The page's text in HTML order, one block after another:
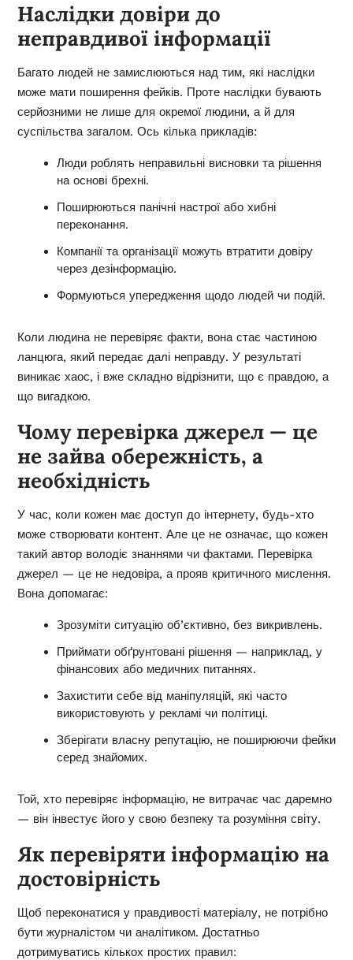
Наслідки довіри до
неправдивої інформації
Багато людей не замислюються над тим, які наслідки
може мати поширення фейків. Проте наслідки бувають
серйозними не лише для окремої людини, а й для
суспільства загалом. Ось кілька прикладів:
Люди роблять неправильні висновки та рішення
на основі брехні.
Поширюються панічні настрої або хибні
переконання.
Компанії та організації можуть втратити довіру
через дезінформацію.
Формуються упередження щодо людей чи подій.
Коли людина не перевіряє факти, вона стає частиною
ланцюга, який передає далі неправду. У результаті
виникає хаос, і вже складно відрізнити, що є правдою, а
що вигадкою.
Чому перевірка джерел — це
не зайва обережність, а
необхідність
У час, коли кожен має доступ до інтернету, будь-хто
може створювати контент. Але це не означає, що кожен
такий автор володіє знаннями чи фактами. Перевірка
джерел — це не недовіра, а прояв критичного мислення.
Вона допомагає:
Зрозуміти ситуацію об’єктивно, без викривлень.
Приймати обґрунтовані рішення — наприклад, у
фінансових або медичних питаннях.
Захистити себе від маніпуляцій, які часто
використовують у рекламі чи політиці.
Зберігати власну репутацію, не поширюючи фейки
серед знайомих.
Той, хто перевіряє інформацію, не витрачає час даремно
— він інвестує його у свою безпеку та розуміння світу.
Як перевіряти інформацію на
достовірність
Щоб переконатися у правдивості матеріалу, не потрібно
бути журналістом чи аналітиком. Достатньо
дотримуватись кількох простих правил: